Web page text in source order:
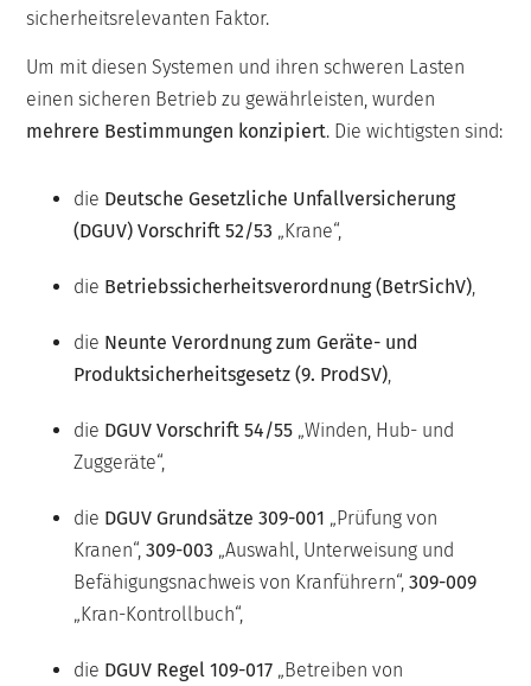
sicherheitsrelevanten Faktor.
Um mit diesen Systemen und ihren schweren Lasten
einen sicheren Betrieb zu gewährleisten, wurden
mehrere Bestimmungen konzipiert. Die wichtigsten sind:
die Deutsche Gesetzliche Unfallversicherung
(DGUV) Vorschrift 52/53 „Krane“,
die Betriebssicherheitsverordnung (BetrSichV),
die Neunte Verordnung zum Geräte- und
Produktsicherheitsgesetz (9. ProdSV),
die DGUV Vorschrift 54/55 „Winden, Hub- und
Zuggeräte“,
die DGUV Grundsätze 309-001 „Prüfung von
Kranen“,309-003 „Auswahl, Unterweisung und
Befähigungsnachweis von Kranführern“,309-009
„Kran-Kontrollbuch“,
die DGUV Regel 109-017 „Betreiben von